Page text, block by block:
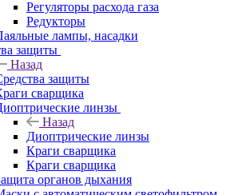
Регуляторы расхода газа
Редукторы
лампы, насадки
защиты
Назад
защиты
сварщика
линзы
Назад
Диоптрические линзы
Краги сварщика
Краги сварщика
органов дыхания